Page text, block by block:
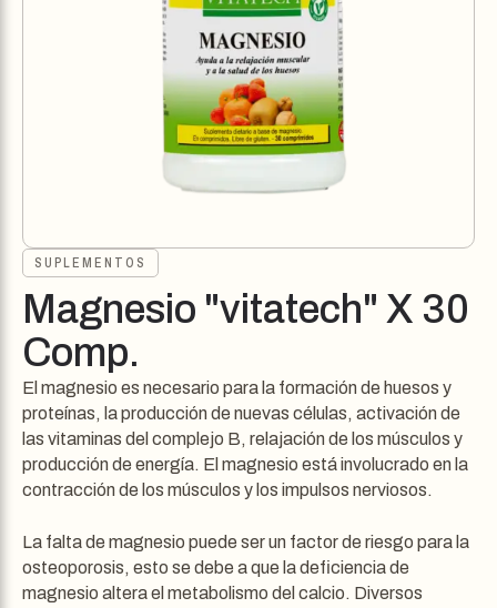
SUPLEMENTOS
Magnesio "vitatech" X 30
Comp.
El magnesio es necesario para la formación de huesos y
proteínas, la producción de nuevas células, activación de
las vitaminas del complejo B, relajación de los músculos y
producción de energía. El magnesio está involucrado en la
contracción de los músculos y los impulsos nerviosos.
La falta de magnesio puede ser un factor de riesgo para la
osteoporosis, esto se debe a que la deficiencia de
magnesio altera el metabolismo del calcio. Diversos